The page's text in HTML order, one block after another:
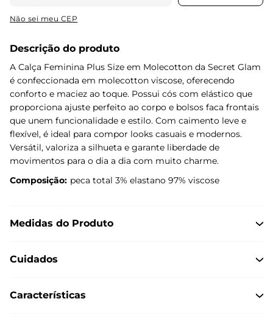
Não sei meu CEP
Descrição do produto
A Calça Feminina Plus Size em Molecotton da Secret Glam
é confeccionada em molecotton viscose, oferecendo
conforto e maciez ao toque. Possui cós com elástico que
proporciona ajuste perfeito ao corpo e bolsos faca frontais
que unem funcionalidade e estilo. Com caimento leve e
flexível, é ideal para compor looks casuais e modernos.
Versátil, valoriza a silhueta e garante liberdade de
movimentos para o dia a dia com muito charme.
Composição: peca total 3% elastano 97% viscose
Medidas do Produto
Cuidados
Características